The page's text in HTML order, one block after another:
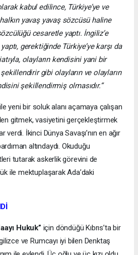
kabul edilince, Türkiye’ye ve
yavaş yavaş sözcüsü haline
cesaretle yaptı. İngiliz’e
yaptı, gerektiğinde Türkiye’ye karşı da
olayların kendisini yani bir
şekillendirir gibi olayların ve olayların
şekillendirmiş olmasıdır.”
yeni bir soluk alanı açamaya çalışan
gitmek, vasiyetini gerçekleştirmek
İkinci Dünya Savaşı’nın en ağır
altındaydı. Okuduğu
tutarak askerlik görevini de
ile mektuplaşarak Ada’daki
Hukuk” için döndüğü Kıbrıs’ta bir
ve Rumcayı iyi bilen Denktaş